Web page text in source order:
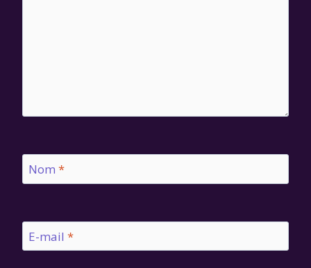
Nom *
E-mail *